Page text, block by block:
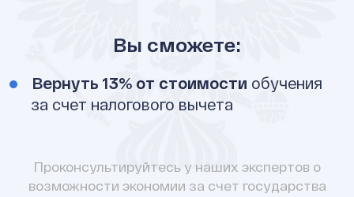
Вы сможете:
Вернуть 13% от стоимости обучения
за счет налогового вычета
Проконсультируйтесь у наших экспертов о
возможности экономии за счет государства